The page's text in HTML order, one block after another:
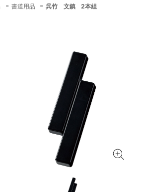
- 書道用品 -呉竹 文鎮 2本組